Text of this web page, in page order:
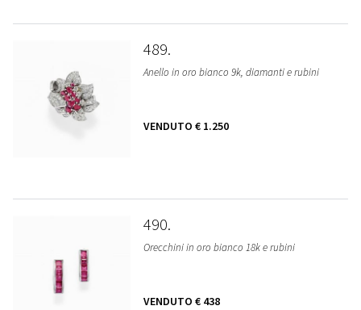
489
Anello in oro bianco 9k, diamanti e rubini
VENDUTO € 1.250
490
Orecchini in oro bianco 18k e rubini
VENDUTO € 438